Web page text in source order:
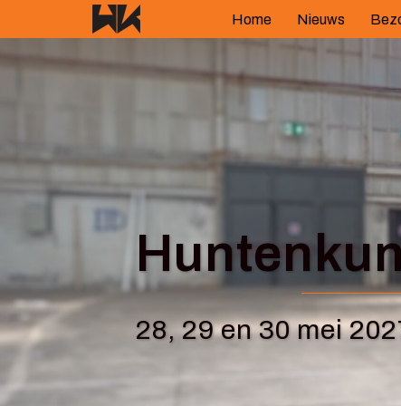
naar
Home Nieuws
28, 29 en 30 mei